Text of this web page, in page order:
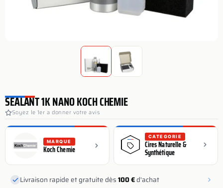
SEALANT 1K NANO KOCH CHEMIE
Soyez le 1er a donner votre avis
MARQUE
Koch Chemie
CATEGORIE
Cires Naturelle &
Synthétique
Livraison rapide et gratuite dès100 €d'achat